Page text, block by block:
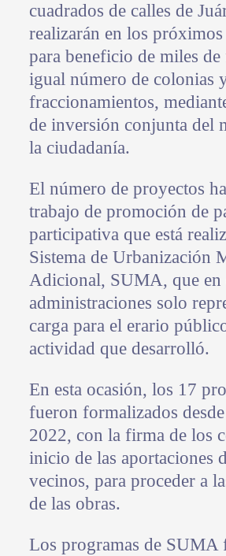
cuadrados de calles de
realizarán en los próximos
para beneficio de miles
igual número de colonias
fraccionamientos,
de inversión conjunta del
la ciudadanía.
El número de proyectos
trabajo de promoción de
participativa que está
Sistema de Urbanización
Adicional, SUMA, que en
administraciones solo
carga para el erario
actividad que desarrolló.
En esta ocasión, los 17
fueron formalizados
2022, con la firma de los
inicio de las aportaciones
vecinos, para proceder a
de las obras.
Los programas de SUMA